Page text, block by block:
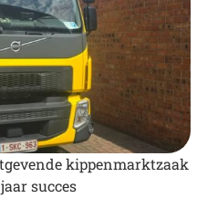
kippenmarktzaak
succes